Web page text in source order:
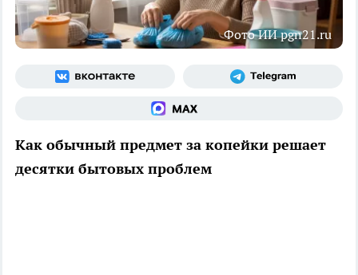
Фото ИИ pgn21.ru
Как обычный предмет за копейки решает
десятки бытовых проблем